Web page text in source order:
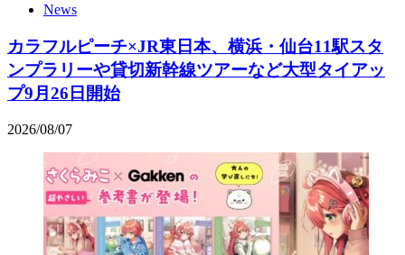
News
カラフルピーチ×JR東日本、横浜・仙台11駅スタ
ンプラリーや貸切新幹線ツアーなど大型タイアッ
プ9月26日開始
2026/08/07